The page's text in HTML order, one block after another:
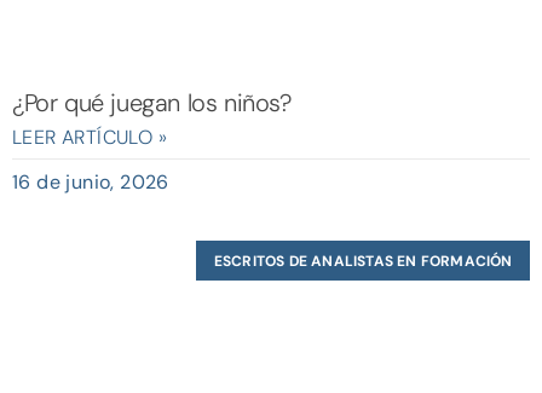
¿Por qué juegan los niños?
LEER ARTÍCULO »
16 de junio, 2026
ESCRITOS DE ANALISTAS EN FORMACIÓN